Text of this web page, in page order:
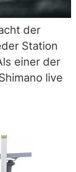
der
Station
einer der
live